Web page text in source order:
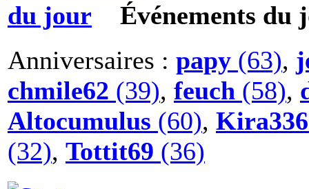
Événements du
Anniversaires : papy (63),
chmile62 (39), feuch (58),
Altocumulus (60),
(32), Tottit69 (36)